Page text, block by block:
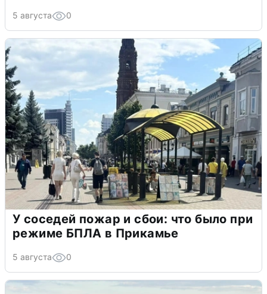
5 августа 0
У соседей пожар и сбои: что было при
режиме БПЛА в Прикамье
5 августа 0